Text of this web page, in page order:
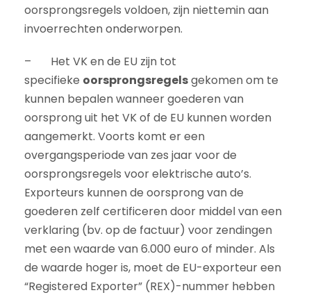
oorsprongsregels voldoen, zijn niettemin aan
invoerrechten onderworpen.
– Het VK en de EU zijn tot
specifieke oorsprongsregelsgekomen om te
kunnen bepalen wanneer goederen van
oorsprong uit het VK of de EU kunnen worden
aangemerkt. Voorts komt er een
overgangsperiode van zes jaar voor de
oorsprongsregels voor elektrische auto’s.
Exporteurs kunnen de oorsprong van de
goederen zelf certificeren door middel van een
verklaring (bv. op de factuur) voor zendingen
met een waarde van 6.000 euro of minder. Als
de waarde hoger is, moet de EU-exporteur een
“Registered Exporter” (REX)-nummer hebben